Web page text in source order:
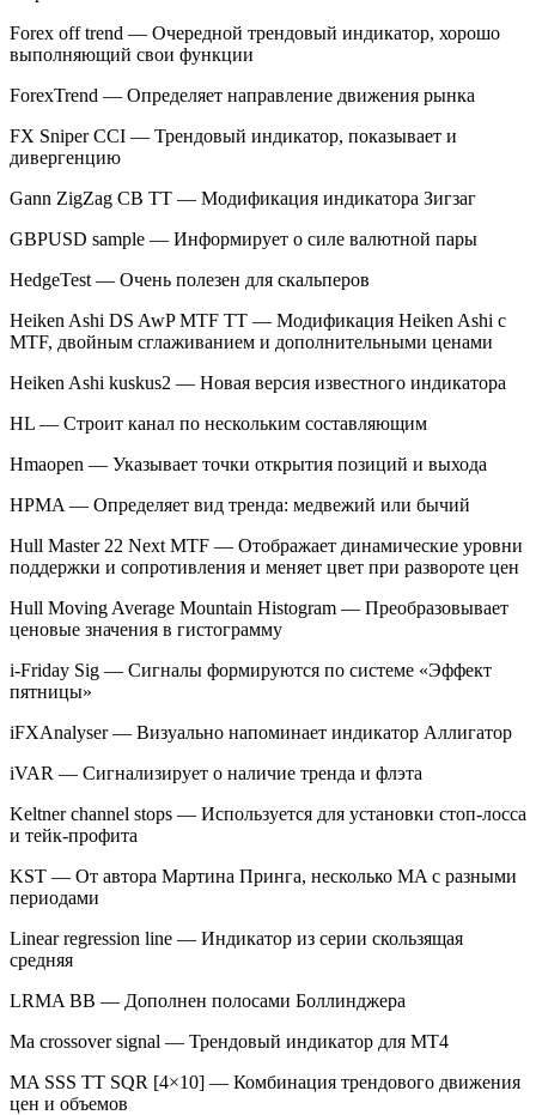
Forex off trend — Очередной трендовый индикатор, хорошо
выполняющий свои функции
ForexTrend — Определяет направление движения рынка
FX Sniper CCI — Трендовый индикатор, показывает и
дивергенцию
Gann ZigZag CB TT — Модификация индикатора Зигзаг
GBPUSD sample — Информирует о силе валютной пары
HedgeTest — Очень полезен для скальперов
Heiken Ashi DS AwP MTF TT — Модификация Heiken Ashi с
MTF, двойным сглаживанием и дополнительными ценами
Heiken Ashi kuskus2 — Новая версия известного индикатора
HL — Строит канал по нескольким составляющим
Hmaopen — Указывает точки открытия позиций и выхода
HPMA — Определяет вид тренда: медвежий или бычий
Hull Master 22 Next MTF — Отображает динамические уровни
поддержки и сопротивления и меняет цвет при развороте цен
Hull Moving Average Mountain Histogram — Преобразовывает
ценовые значения в гистограмму
i-Friday Sig — Сигналы формируются по системе «Эффект
пятницы»
iFXAnalyser — Визуально напоминает индикатор Аллигатор
iVAR — Сигнализирует о наличие тренда и флэта
Keltner channel stops — Используется для установки стоп-лосса
и тейк-профита
KST — От автора Мартина Принга, несколько MA с разными
периодами
Linear regression line — Индикатор из серии скользящая
средняя
LRMA BB — Дополнен полосами Боллинджера
Ma crossover signal — Трендовый индикатор для МТ4
MA SSS TT SQR [4×10] — Комбинация трендового движения
цен и объемов